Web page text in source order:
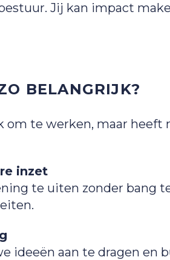
Jij kan impact
BELANGRIJK?
te werken, maar heeft
inzet
te uiten zonder bang
ideeën aan te dragen en